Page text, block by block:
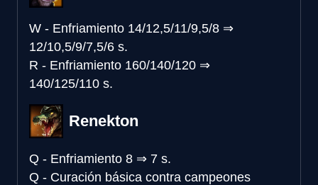
W - Enfriamiento 14/12,5/11/9,5/8 ⇒
12/10,5/9/7,5/6 s.
R - Enfriamiento 160/140/120 ⇒
140/125/110 s.
Renekton
Q - Enfriamiento 8 ⇒ 7 s.
Q - Curación básica contra campeones